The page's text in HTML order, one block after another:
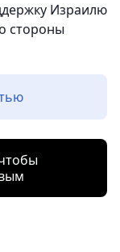
Израилю
стороны